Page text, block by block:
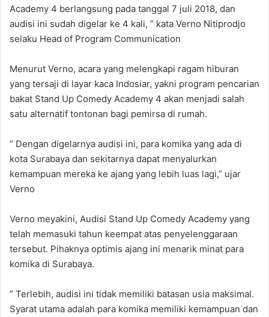
Academy 4 berlangsung pada tanggal 7 juli 2018, dan
audisi ini sudah digelar ke 4 kali, ” kata Verno Nitiprodjo
selaku Head of Program Communication
Menurut Verno, acara yang melengkapi ragam hiburan
yang tersaji di layar kaca Indosiar, yakni program pencarian
bakat Stand Up Comedy Academy 4 akan menjadi salah
satu alternatif tontonan bagi pemirsa di rumah.
” Dengan digelarnya audisi ini, para komika yang ada di
kota Surabaya dan sekitarnya dapat menyalurkan
kemampuan mereka ke ajang yang lebih luas lagi,” ujar
Verno
Verno meyakini, Audisi Stand Up Comedy Academy yang
telah memasuki tahun keempat atas penyelenggaraan
tersebut. Pihaknya optimis ajang ini menarik minat para
komika di Surabaya.
” Terlebih, audisi ini tidak memiliki batasan usia maksimal.
Syarat utama adalah para komika memiliki kemampuan dan